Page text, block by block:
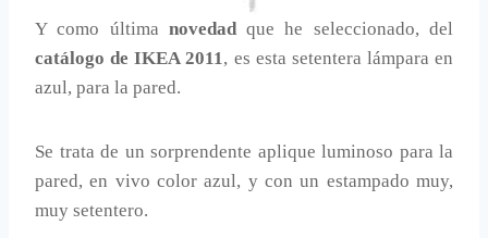
Y como última novedadque he seleccionado, del
catálogo de IKEA 2011, es esta setentera lámpara en
azul, para la pared.
Se trata de un sorprendente aplique luminoso para la
pared, en vivo color azul, y con un estampado muy,
muy setentero.